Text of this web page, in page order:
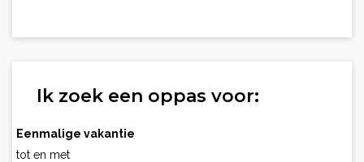
Ik zoek een oppas voor:
Eenmalige vakantie
tot en met